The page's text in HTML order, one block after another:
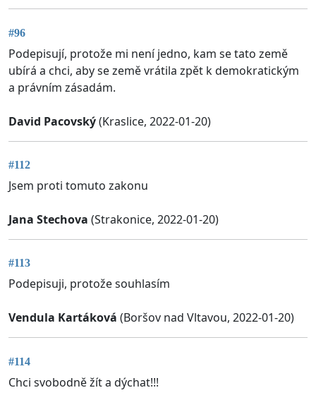
#96
Podepisují, protože mi není jedno, kam se tato země
ubírá a chci, aby se země vrátila zpět k demokratickým
a právním zásadám.
David Pacovský(Kraslice, 2022-01-20)
#112
Jsem proti tomuto zakonu
Jana Stechova (Strakonice, 2022-01-20)
#113
Podepisuji, protože souhlasím
Vendula Kartáková (Boršov nad Vltavou, 2022-01-20)
#114
Chci svobodně žít a dýchat!!!